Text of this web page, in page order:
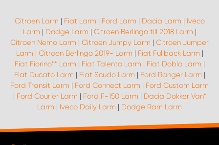
Citroen Larm | Fiat Larm | Ford Larm | Dacia Larm | Iveco
Larm | Dodge Larm | Citroen Berlingo till 2018 Larm |
Citroen Nemo Larm | Citroen Jumpy Larm | Citroen Jumper
Larm | Citroen Berlingo 2019- Larm | Fiat Fullback Larm |
Fiat Fiorino** Larm | Fiat Talento Larm | Fiat Doblo Larm |
Fiat Ducato Larm | Fiat Scudo Larm | Ford Ranger Larm |
Ford Transit Larm | Ford Connect Larm | Ford Custom Larm
| Ford Courier Larm | Ford F-150 Larm | Dacia Dokker Van*
Larm | Iveco Daily Larm | Dodge Ram Larm